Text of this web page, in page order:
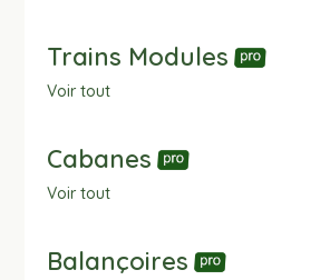
Trains Modules
Voir tout
Cabanes
Voir tout
Balançoires